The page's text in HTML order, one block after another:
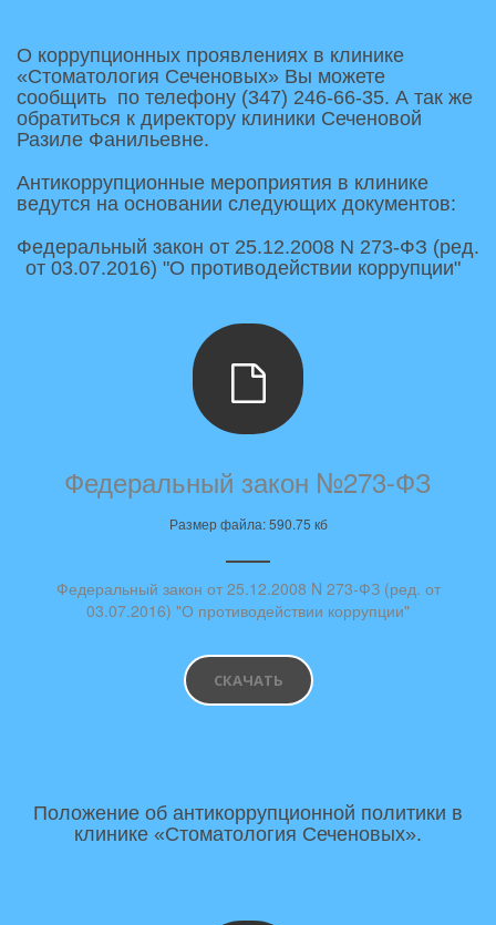
О коррупционных проявлениях в клинике
«Стоматология Сеченовых» Вы можете
сообщить  по телефону (347) 246-66-35. А так же
обратиться к директору клиники Сеченовой
Разиле Фанильевне.
Антикоррупционные мероприятия в клинике
ведутся на основании следующих документов:
Федеральный закон от 25.12.2008 N 273-ФЗ (ред.
от 03.07.2016) "О противодействии коррупции"
Федеральный закон №273-ФЗ
Размер файла: 590.75 кб
Федеральный закон от 25.12.2008 N 273-ФЗ (ред. от
03.07.2016) "О противодействии коррупции"
СКАЧАТЬ
Положение об антикоррупционной политики в
клинике «Стоматология Сеченовых».